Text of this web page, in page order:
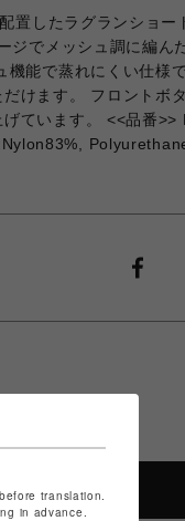
置したラグランショー
ジでメッシュ調に編ん
機能で蒸れにくい仕様
けます。 フロントボ
ています。 <<品番>>
SHOP TOP
translation.
in advance.